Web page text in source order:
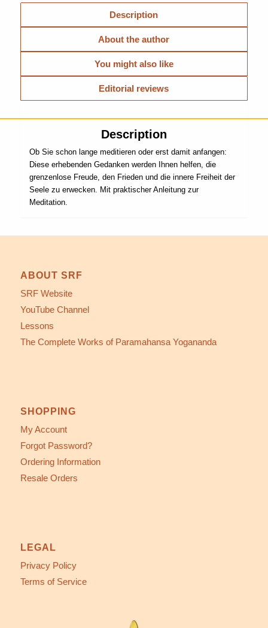
Description
About the author
You might also like
Editorial reviews
Description
Ob Sie schon lange meditieren oder erst damit anfangen:
Diese erhebenden Gedanken werden Ihnen helfen, die
grenzenlose Freude, den Frieden und die innere Freiheit der
Seele zu erwecken. Mit praktischer Anleitung zur
Meditation.
ABOUT SRF
SRF Website
YouTube Channel
Lessons
The Complete Works of Paramahansa Yogananda
SHOPPING
My Account
Forgot Password?
Ordering Information
Resale Orders
LEGAL
Privacy Policy
Terms of Service